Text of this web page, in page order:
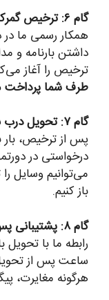
گام ۶: ترخیص گمرکی در دورتموند (بدون حضور شما)
داشتن بارنامه و
ترخیص را آغاز
طرف شما پرداخت
گام ۷: تحویل درب به درب
پس از ترخیص،
درخواستی در
می‌توانیم وسایل
باز کنیم.
گام ۸: پشتیبانی پس از تحویل
ساعت پس از
هرگونه مغایرت،